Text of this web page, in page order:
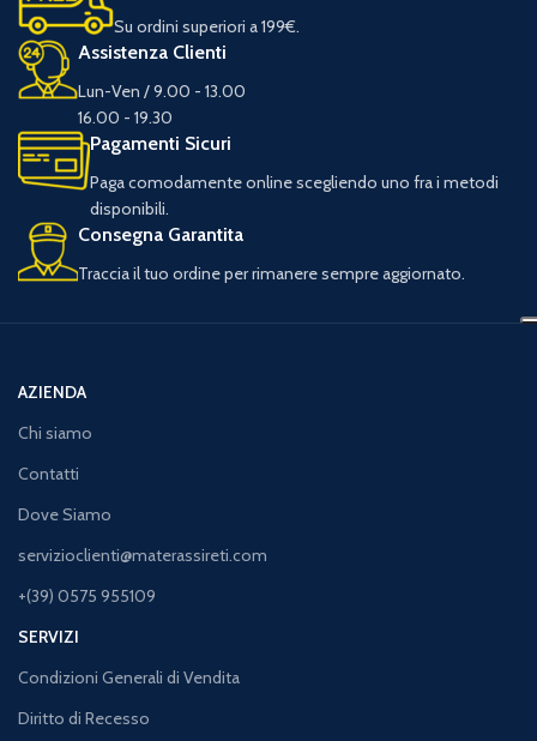
Su ordini superiori a 199€.
Assistenza Clienti
Lun-Ven / 9.00 - 13.00
16.00 - 19.30
Pagamenti Sicuri
Paga comodamente online scegliendo uno fra i metodi
disponibili.
Consegna Garantita
Traccia il tuo ordine per rimanere sempre aggiornato.
AZIENDA
Chi siamo
Contatti
Dove Siamo
servizioclienti@materassireti.com
+(39) 0575 955109
SERVIZI
Condizioni Generali di Vendita
Diritto di Recesso